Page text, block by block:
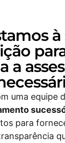
à
a
uma equipe
para